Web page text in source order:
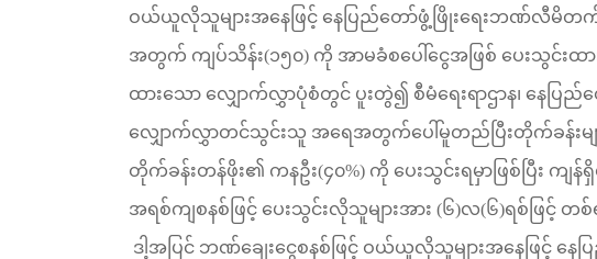
ဝယ်ယူလိုသူများအနေဖြင့် နေပြည်တော်ဖွံ့ဖြိုးရေးဘဏ်လီမိတ
အတွက် ကျပ်သိန်း(၁၅၀) ကို အာမခံစပေါ်ငွေအဖြစ် ပေးသွင်းထ
ထားသော လျှောက်လွှာပုံစံတွင် ပူးတွဲ၍ စီမံရေးရာဌာန၊ နေပြည်
လျှောက်လွှာတင်သွင်းသူ အရေအတွက်ပေါ်မူတည်ပြီးတိုက်ခန်းမျ
တိုက်ခန်းတန်ဖိုး၏ ကနဦး(၄၀%) ကို ပေးသွင်းရမှာဖြစ်ပြီး ကျန်
အရစ်ကျစနစ်ဖြင့် ပေးသွင်းလိုသူများအား (၆)လ(၆)ရစ်ဖြင့် တစ်
ဒါ့အပြင် ဘဏ်ချေးငွေစနစ်ဖြင့် ဝယ်ယူလိုသူများအနေဖြင့် နေ